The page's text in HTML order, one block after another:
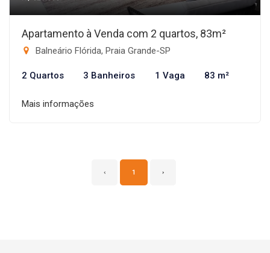
Apartamento à Venda com 2 quartos, 83m²
Balneário Flórida, Praia Grande-SP
2 Quartos 3 Banheiros 1 Vaga 83 m²
Mais informações
‹ 1 ›